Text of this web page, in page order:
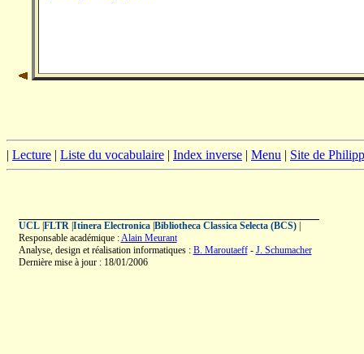
| Lecture | Liste du vocabulaire | Index inverse | Menu | Site de
UCL| FLTR| Itinera Electronica| Bibliotheca Classica Selecta (BCS)|
Responsable académique :Alain Meurant
Analyse, design et réalisation informatiques : B. Maroutaeff- J. Schumacher
Dernière mise à jour : 18/01/2006